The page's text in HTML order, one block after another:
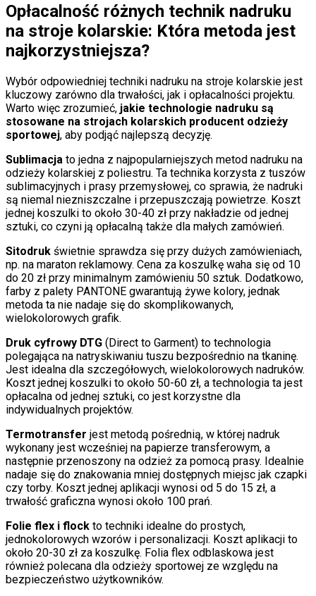
Opłacalność różnych technik nadruku
na stroje kolarskie: Która metoda jest
najkorzystniejsza?
Wybór odpowiedniej techniki nadruku na stroje kolarskie jest
kluczowy zarówno dla trwałości, jak i opłacalności projektu.
Warto więc zrozumieć, jakie technologie nadruku są
stosowane na strojach kolarskich producent odzieży
sportowej, aby podjąć najlepszą decyzję.
Sublimacja to jedna z najpopularniejszych metod nadruku na
odzieży kolarskiej z poliestru. Ta technika korzysta z tuszów
sublimacyjnych i prasy przemysłowej, co sprawia, że nadruki
są niemal niezniszczalne i przepuszczają powietrze. Koszt
jednej koszulki to około 30-40 zł przy nakładzie od jednej
sztuki, co czyni ją opłacalną także dla małych zamówień.
Sitodruk świetnie sprawdza się przy dużych zamówieniach,
np. na maraton reklamowy. Cena za koszulkę waha się od 10
do 20 zł przy minimalnym zamówieniu 50 sztuk. Dodatkowo,
farby z palety PANTONE gwarantują żywe kolory, jednak
metoda ta nie nadaje się do skomplikowanych,
wielokolorowych grafik.
Druk cyfrowy DTG (Direct to Garment) to technologia
polegająca na natryskiwaniu tuszu bezpośrednio na tkaninę.
Jest idealna dla szczegółowych, wielokolorowych nadruków.
Koszt jednej koszulki to około 50-60 zł, a technologia ta jest
opłacalna od jednej sztuki, co jest korzystne dla
indywidualnych projektów.
Termotransfer jest metodą pośrednią, w której nadruk
wykonany jest wcześniej na papierze transferowym, a
następnie przenoszony na odzież za pomocą prasy. Idealnie
nadaje się do znakowania mniej dostępnych miejsc jak czapki
czy torby. Koszt jednej aplikacji wynosi od 5 do 15 zł, a
trwałość graficzna wynosi około 100 prań.
Folie flex i flock to techniki idealne do prostych,
jednokolorowych wzorów i personalizacji. Koszt aplikacji to
około 20-30 zł za koszulkę. Folia flex odblaskowa jest
również polecana dla odzieży sportowej ze względu na
bezpieczeństwo użytkowników.